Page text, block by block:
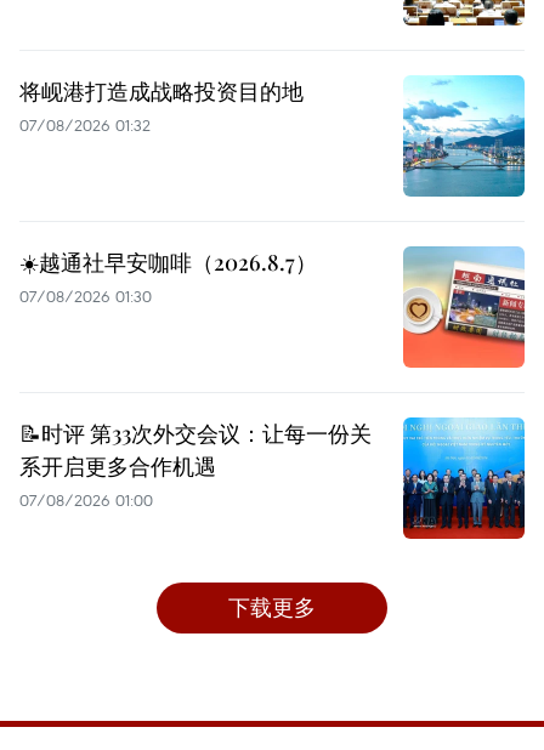
将岘港打造成战略投资目的地
07/08/2026 01:32
☀️越通社早安咖啡（2026.8.7）
07/08/2026 01:30
📝时评 第33次外交会议：让每一份关
系开启更多合作机遇
07/08/2026 01:00
下载更多